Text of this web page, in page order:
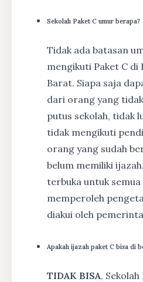
Sekolah Paket C umur berapa?
Tidak ada batasan
mengikuti Paket C di
Barat. Siapa saja
dari orang yang
putus sekolah, tidak
tidak mengikuti
orang yang sudah
belum memiliki
terbuka untuk
memperoleh
diakui oleh
Apakah ijazah paket C bisa di
TIDAK BISA, Sekolah